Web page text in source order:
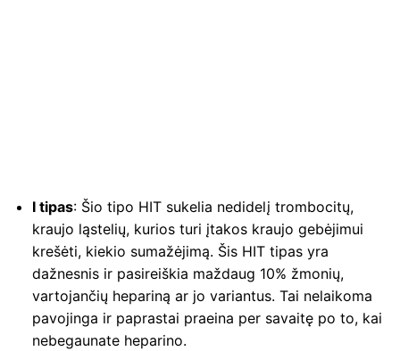
I tipas: Šio tipo HIT sukelia nedidelį trombocitų,
kraujo ląstelių, kurios turi įtakos kraujo gebėjimui
krešėti, kiekio sumažėjimą. Šis HIT tipas yra
dažnesnis ir pasireiškia maždaug 10% žmonių,
vartojančių hepariną ar jo variantus. Tai nelaikoma
pavojinga ir paprastai praeina per savaitę po to, kai
nebegaunate heparino.